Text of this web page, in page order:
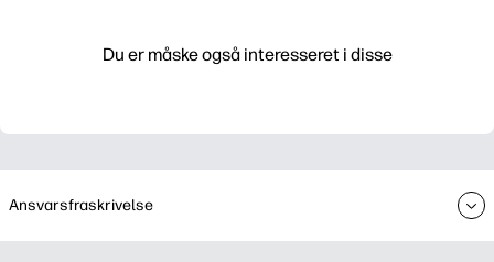
Du er måske også interesseret i disse
Ansvarsfraskrivelse